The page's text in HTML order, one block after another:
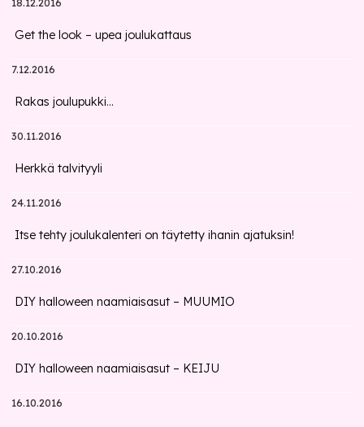
Get the look – upea joulukattaus
7.12.2016
Rakas joulupukki...
30.11.2016
Herkkä talvityyli
24.11.2016
Itse tehty joulukalenteri on täytetty ihanin ajatuksin!
27.10.2016
DIY halloween naamiaisasut – MUUMIO
20.10.2016
DIY halloween naamiaisasut – KEIJU
16.10.2016